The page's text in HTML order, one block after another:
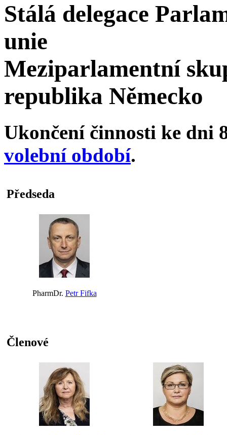
Stálá delegace
unie
Meziparlamentní
republika Německo
Ukončení činnosti ke dni
volební období.
Předseda
PharmDr. Petr Fifka
Členové